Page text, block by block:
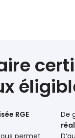
RGE
permet
De